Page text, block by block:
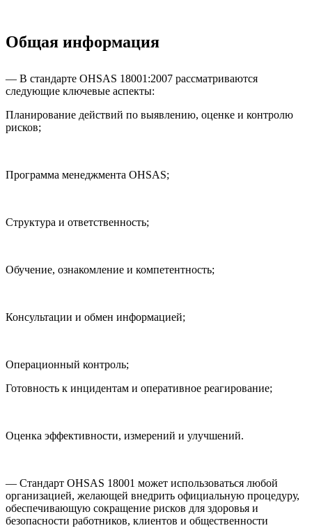
Общая информация
— В стандарте OHSAS 18001:2007 рассматриваются
следующие ключевые аспекты:
Планирование действий по выявлению, оценке и контролю
рисков;
Программа менеджмента OHSAS;
Структура и ответственность;
Обучение, ознакомление и компетентность;
Консультации и обмен информацией;
Операционный контроль;
Готовность к инцидентам и оперативное реагирование;
Оценка эффективности, измерений и улучшений.
— Стандарт OHSAS 18001 может использоваться любой
организацией, желающей внедрить официальную процедуру,
обеспечивающую сокращение рисков для здоровья и
безопасности работников, клиентов и общественности